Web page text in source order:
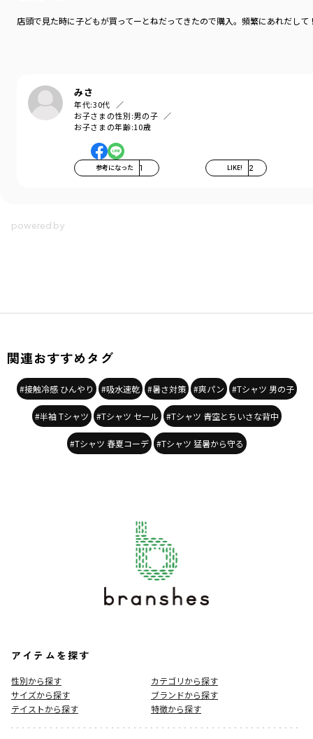
店頭で見た時に子どもが買ってーとねだってきたので購入。頻繁にあれだし
みさ
年代:30代
お子さまの性別:男の子
お子さまの年齢:10歳
参考になった 1 LIKE! 2
関連おすすめタグ
#接触冷感 ひんやり #吸水速乾 #暑さ対策 #爽パン #Tシャツ 男の子
#半袖 Tシャツ #Tシャツ セール #Tシャツ 青空とちいさな背中
#Tシャツ 春夏コーデ #Tシャツ 猛暑から守る
アイテムを探す
性別から探す
カテゴリから探す
サイズから探す
ブランドから探す
テイストから探す
特徴から探す